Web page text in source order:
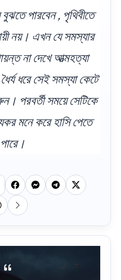
পারবেন , পৃথিবীতে
নয়। এখন যে সমস্যার
না দেখে আত্মহত্যা
ধরে সেই সমস্যা কেটে
পরবর্তী সময়ে সেটিকে
মনে করে হাসি পেতে
পারে।